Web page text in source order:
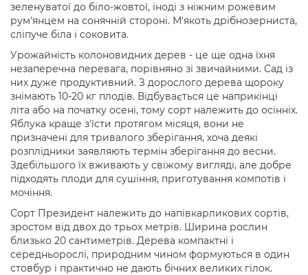
зеленуватої до біло-жовтої, іноді з ніжним рожевим
рум'янцем на сонячній стороні. М'якоть дрібнозерниста,
сліпуче біла і соковита.
Урожайність колоновидних дерев - це ще одна їхня
незаперечна перевага, порівняно зі звичайними. Сад із
них дуже продуктивний. З дорослого дерева щороку
знімають 10-20 кг плодів. Відбувається це наприкінці
літа або на початку осені, тому сорт належить до осінніх.
Яблука краще з'їсти протягом місяця, вони не
призначені для тривалого зберігання, хоча деякі
розплідники заявляють термін зберігання до весни.
Здебільшого їх вживають у свіжому вигляді, але добре
підходять плоди для сушіння, приготування компотів і
мочіння.
Сорт Президент належить до напівкарликових сортів,
зростом від двох до трьох метрів. Ширина рослин
близько 20 сантиметрів. Дерева компактні і
середньорослі, природним чином формуються в один
стовбур і практично не дають бічних великих гілок.